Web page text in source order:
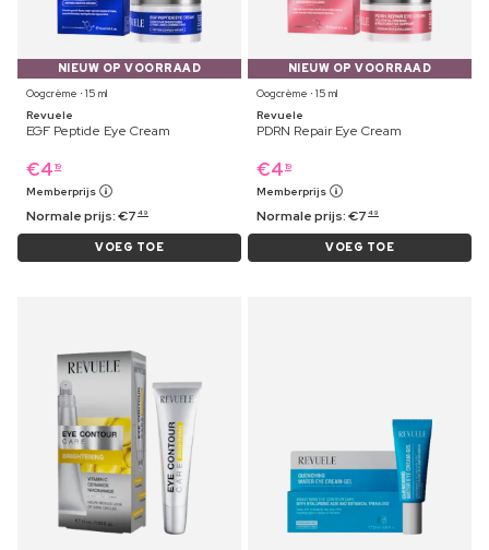
NIEUW OP VOORRAAD
Oogcrème ⋅ 15 ml
Revuele
EGF Peptide Eye Cream
€4 19
Memberprijs
Normale prijs:€7 49
VOEG TOE
NIEUW OP VOORRAAD
Oogcrème ⋅ 15 ml
Revuele
PDRN Repair Eye Cream
€4 19
Memberprijs
Normale prijs:€7 49
VOEG TOE